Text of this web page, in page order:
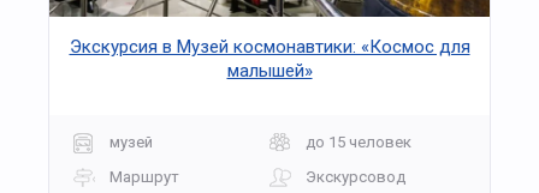
Экскурсия в Музей космонавтики: «Космос для
малышей»
музей
до 15 человек
Маршрут
Экскурсовод